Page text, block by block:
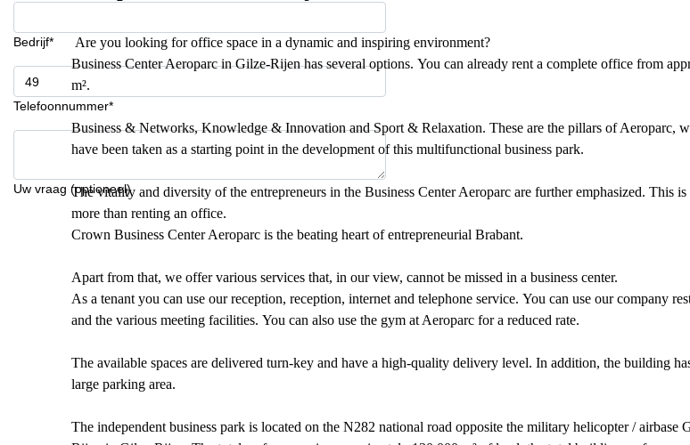
Bedrijf*
Telefoonnummer*
Uw vraag (optioneel)
Are you looking for office space in a dynamic and inspiring environment?
Business Center Aeroparc in Gilze-Rijen has several options. You can already rent a complete office from
m².
Business & Networks, Knowledge & Innovation and Sport & Relaxation. These are the pillars of Aeroparc,
have been taken as a starting point in the development of this multifunctional business park.
The vitality and diversity of the entrepreneurs in the Business Center Aeroparc are further emphasized. This is
more than renting an office.
Crown Business Center Aeroparc is the beating heart of entrepreneurial Brabant.
Apart from that, we offer various services that, in our view, cannot be missed in a business center.
As a tenant you can use our reception, reception, internet and telephone service. You can use our company
and the various meeting facilities. You can also use the gym at Aeroparc for a reduced rate.
The available spaces are delivered turn-key and have a high-quality delivery level. In addition, the building
large parking area.
The independent business park is located on the N282 national road opposite the military helicopter / airbase